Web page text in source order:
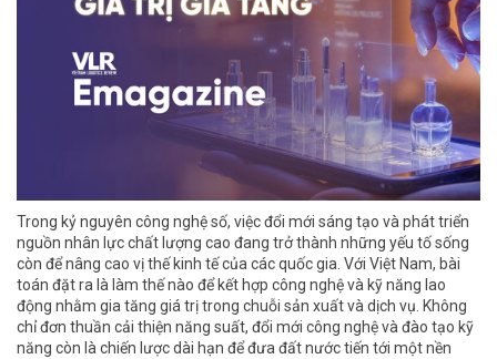
Trong kỷ nguyên công nghệ số, việc đổi mới sáng tạo và phát triển
nguồn nhân lực chất lượng cao đang trở thành những yếu tố sống
còn để nâng cao vị thế kinh tế của các quốc gia. Với Việt Nam, bài
toán đặt ra là làm thế nào để kết hợp công nghệ và kỹ năng lao
động nhằm gia tăng giá trị trong chuỗi sản xuất và dịch vụ. Không
chỉ đơn thuần cải thiện năng suất, đổi mới công nghệ và đào tạo kỹ
năng còn là chiến lược dài hạn để đưa đất nước tiến tới một nền